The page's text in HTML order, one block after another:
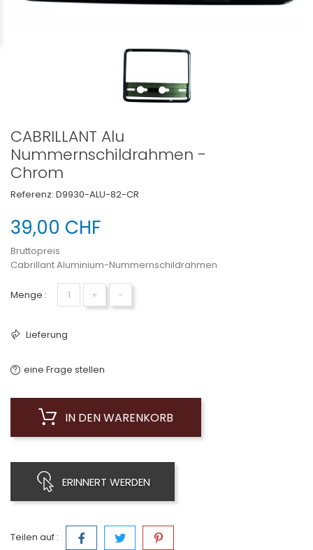
CABRILLANT Alu
Nummernschildrahmen -
Chrom
Referenz: D9930-ALU-82-CR
39,00 CHF
Bruttopreis
Cabrillant Aluminium-Nummernschildrahmen
Menge : + −
Lieferung
eine Frage stellen
IN DEN WARENKORB
ERINNERT WERDEN
Teilen auf :